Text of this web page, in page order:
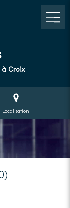
Croix
Localisation